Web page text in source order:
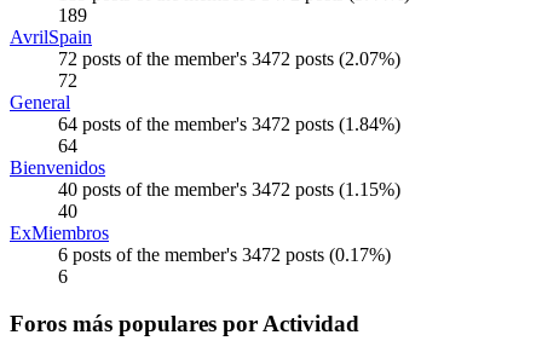
189
AvrilSpain
72 posts of the member's 3472 posts (2.07%)
72
General
64 posts of the member's 3472 posts (1.84%)
64
Bienvenidos
40 posts of the member's 3472 posts (1.15%)
40
ExMiembros
6 posts of the member's 3472 posts (0.17%)
6
Foros más populares por Actividad